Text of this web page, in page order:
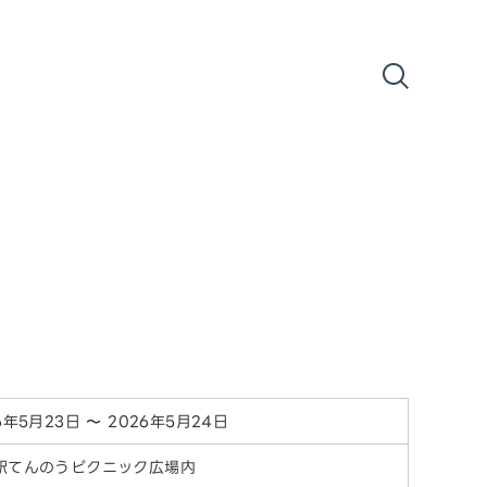
5月23日 〜 2026年5月24日
てんのうピクニック広場内